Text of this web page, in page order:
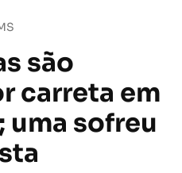
são
carreta em
uma sofreu